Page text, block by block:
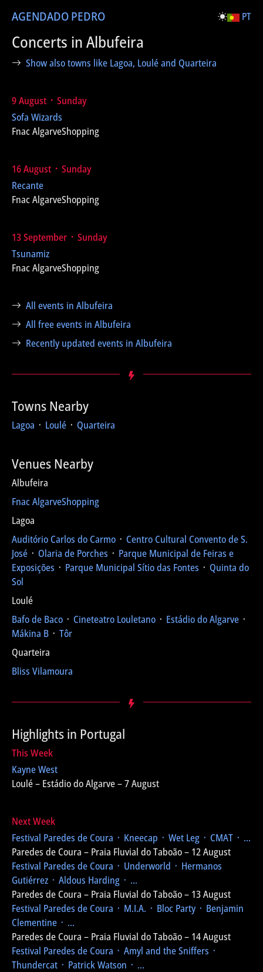
AGENDADO PEDRO PT
Concerts in Albufeira
Show also towns like Lagoa, Loulé and Quarteira
9 August ᛫ Sunday
Sofa Wizards
Fnac AlgarveShopping
16 August ᛫ Sunday
Recante
Fnac AlgarveShopping
13 September ᛫ Sunday
Tsunamiz
Fnac AlgarveShopping
All events in Albufeira
All free events in Albufeira
Recently updated events in Albufeira
Towns Nearby
Lagoa ᛫ Loulé ᛫ Quarteira
Venues Nearby
Albufeira
Fnac AlgarveShopping
Lagoa
Auditório Carlos do Carmo ᛫ Centro Cultural Convento de S.
José ᛫ Olaria de Porches ᛫ Parque Municipal de Feiras e
Exposições ᛫ Parque Municipal Sítio das Fontes ᛫ Quinta do
Sol
Loulé
Bafo de Baco ᛫ Cineteatro Louletano ᛫ Estádio do Algarve ᛫
Mákina B ᛫ Tôr
Quarteira
Bliss Vilamoura
Highlights in Portugal
This Week
Kayne West
Loulé – Estádio do Algarve – 7 August
Next Week
Festival Paredes de Coura ᛫ Kneecap ᛫ Wet Leg ᛫ CMAT ᛫ ...
Paredes de Coura – Praia Fluvial do Taboão – 12 August
Festival Paredes de Coura ᛫ Underworld ᛫ Hermanos
Gutiérrez ᛫ Aldous Harding ᛫ ...
Paredes de Coura – Praia Fluvial do Taboão – 13 August
Festival Paredes de Coura ᛫ M.I.A. ᛫ Bloc Party ᛫ Benjamin
Clementine ᛫ ...
Paredes de Coura – Praia Fluvial do Taboão – 14 August
Festival Paredes de Coura ᛫ Amyl and the Sniffers ᛫
Thundercat ᛫ Patrick Watson ᛫ ...